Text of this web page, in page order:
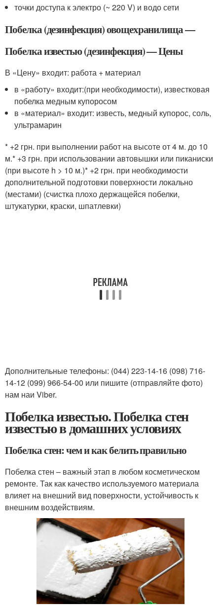
точки доступа к электро (~ 220 V) и водо сети
Побелка (дезинфекция) овощехранилища —
Побелка известью (дезинфекция) — Цены
В «Цену» входит: работа + материал
в «работу» входит:(при необходимости), известковая
побелка медным купоросом
в «материал» входит: известь, медный купорос, соль,
ультрамарин
* +2 грн. при выполнении работ на высоте от 4 м. до 10
м.* +3 грн. при использовании автовышки или пиканиски
(при высоте h > 10 м.)* +2 грн. при необходимости
дополнительной подготовки поверхности локально
(местами) (счистка плохо держащейся побелки,
штукатурки, краски, шпатлевки)
Дополнительные телефоны: (044) 223-14-16 (098) 716-
14-12 (099) 966-54-00 или пишите (отправляйте фото)
нам наи Viber.
Побелка известью. Побелка стен
известью в домашних условиях
Побелка стен: чем и как белить правильно
Побелка стен – важный этап в любом косметическом
ремонте. Так как качество используемого материала
влияет на внешний вид поверхности, устойчивость к
внешним воздействиям.